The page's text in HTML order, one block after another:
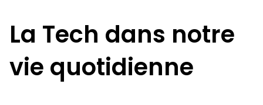
La Tech dans notre
vie quotidienne